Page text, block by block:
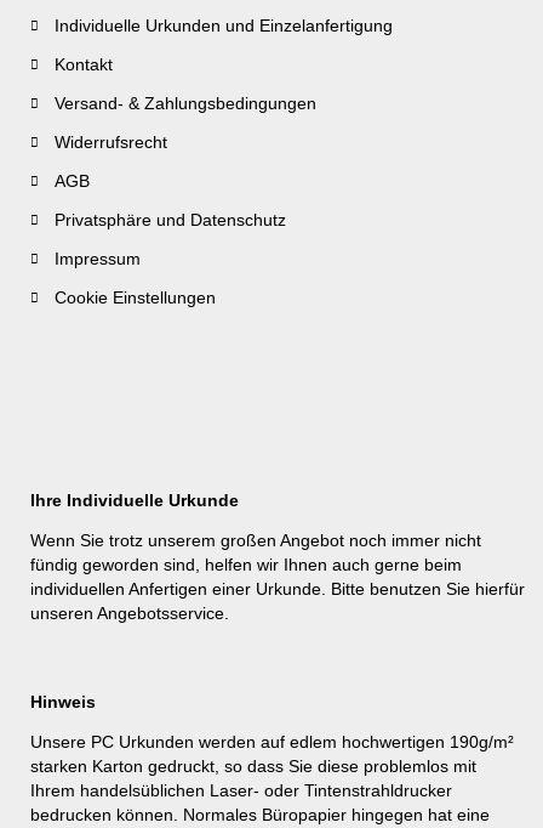
Individuelle Urkunden und Einzelanfertigung
Kontakt
Versand- & Zahlungsbedingungen
Widerrufsrecht
AGB
Privatsphäre und Datenschutz
Impressum
Cookie Einstellungen
Ihre Individuelle Urkunde
Wenn Sie trotz unserem großen Angebot noch immer nicht
fündig geworden sind, helfen wir Ihnen auch gerne beim
individuellen Anfertigen einer Urkunde. Bitte benutzen Sie hierfür
unseren Angebotsservice
Hinweis
Unsere PC Urkunden werden auf edlem hochwertigen 190g/m²
starken Karton gedruckt, so dass Sie diese problemlos mit
Ihrem handelsüblichen Laser- oder Tintenstrahldrucker
bedrucken können. Normales Büropapier hingegen hat eine